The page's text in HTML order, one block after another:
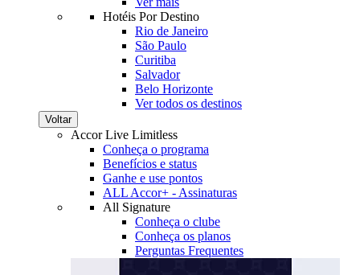
Hotéis Por Destino
Rio de Janeiro
São Paulo
Curitiba
Salvador
Belo Horizonte
Ver todos os destinos
Voltar
Accor Live Limitless
Conheça o programa
Benefícios e status
Ganhe e use pontos
ALL Accor+ - Assinaturas
All Signature
Conheça o clube
Conheça os planos
Perguntas Frequentes